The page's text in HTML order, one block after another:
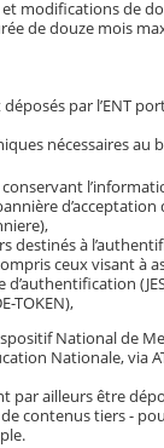
modifications de
de douze mois
par l’ENT
nécessaires
d’acceptation
destinés à
ceux visant à
d’authentification
TOKEN),
National de
Nationale, via
par ailleurs être
contenus tiers -